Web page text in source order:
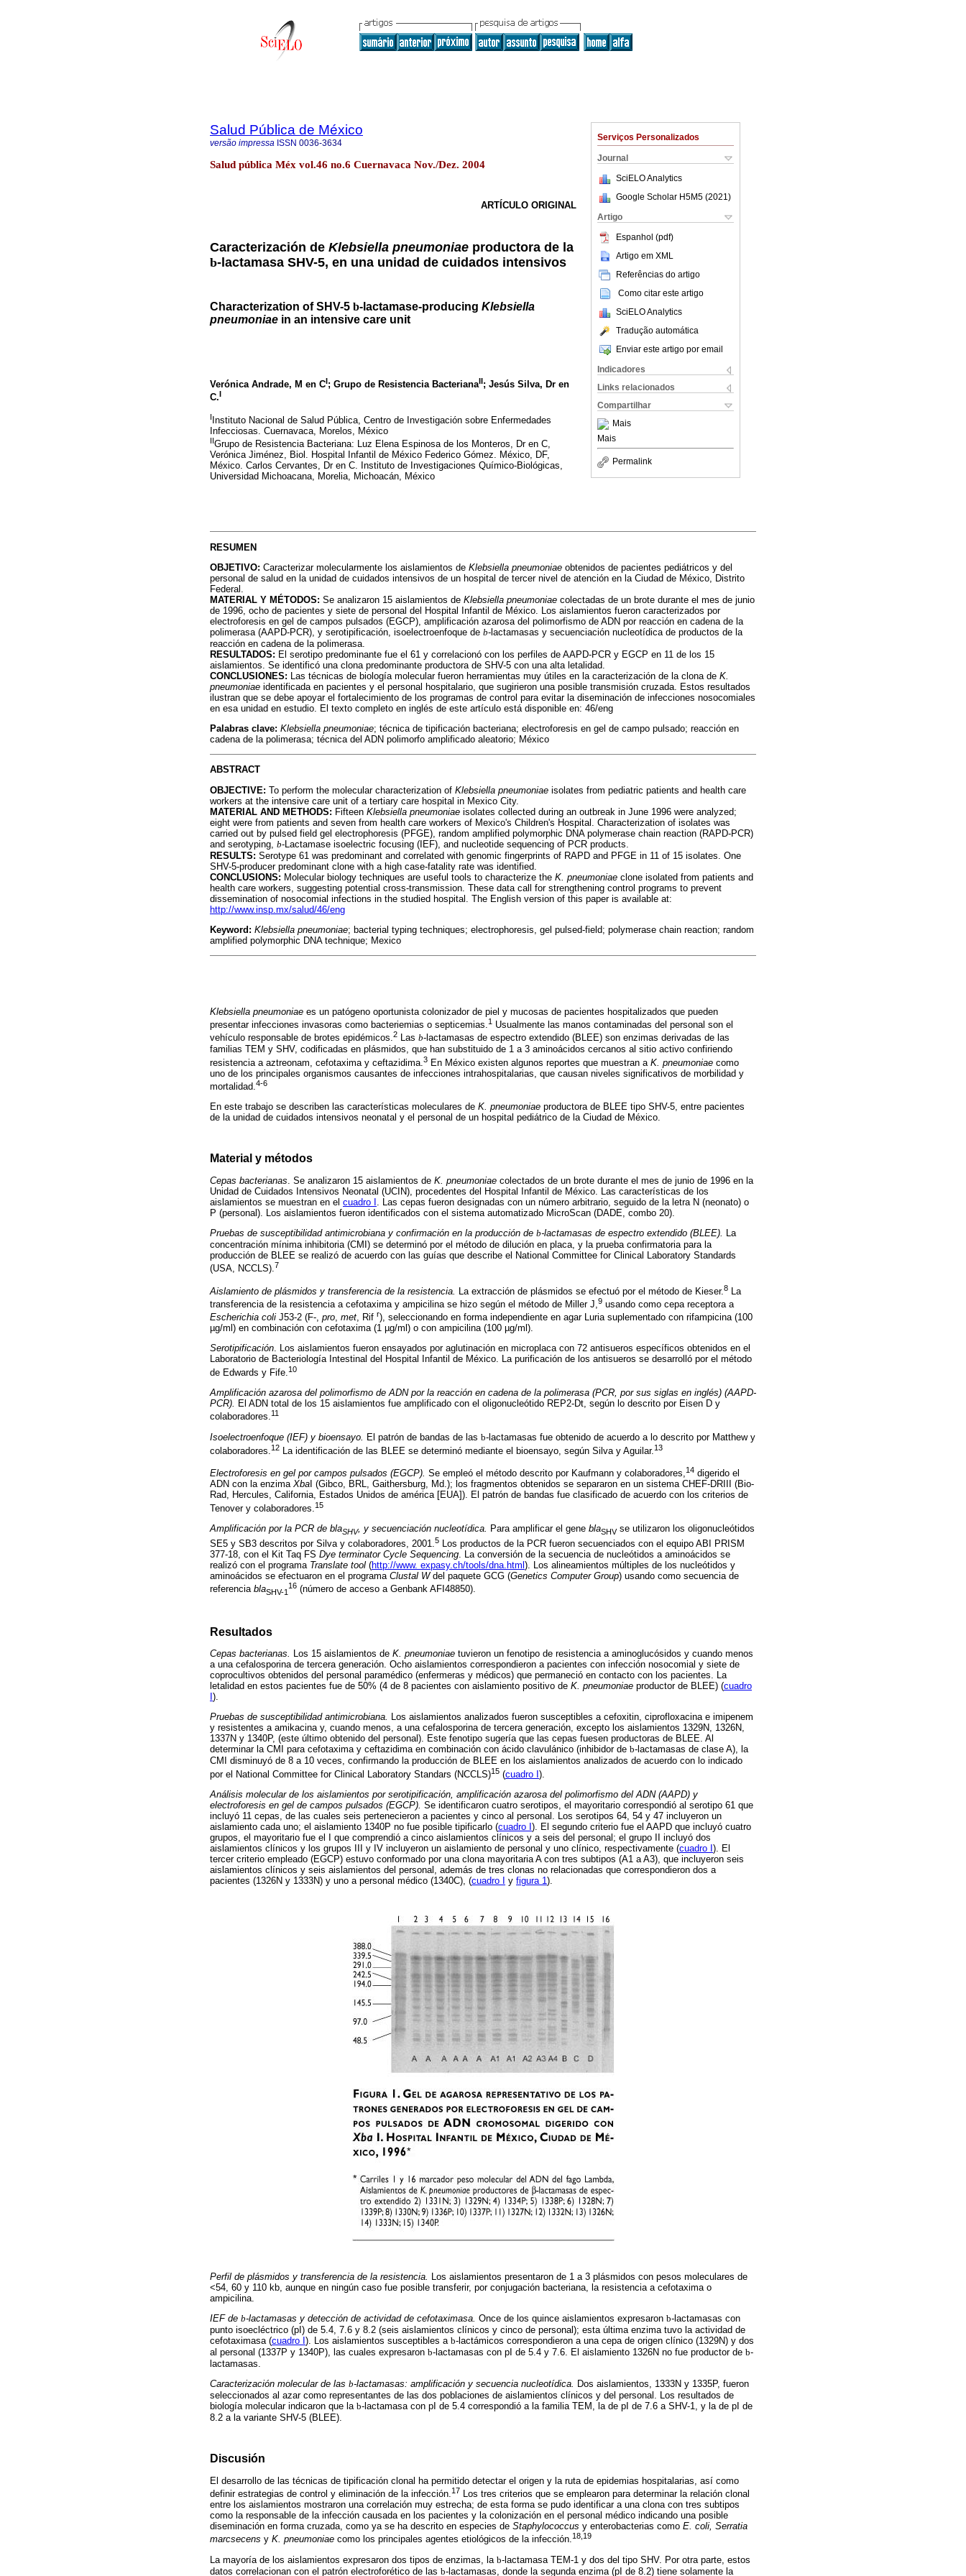
Serviços Personalizados
Journal
SciELO Analytics
Google Scholar H5M5 (2021 )
Artigo
Espanhol (pdf)
Artigo em XML
Referências do artigo
Como citar este artigo
SciELO Analytics
Tradução automática
Enviar este artigo por email
Indicadores
Links relacionados
Compartilhar
Mais
Mais
Permalink
Salud Pública de México
versão impressa ISSN 0036-3634
Salud pública Méx vol.46 no.6 Cuernavaca Nov./Dez. 2004
ARTÍCULO ORIGINAL
Caracterización de Klebsiella pneumoniae productora de la
b-lactamasa SHV-5, en una unidad de cuidados intensivos
Characterization of SHV-5 b-lactamase-producing Klebsiella
pneumoniae in an intensive care unit
Verónica Andrade, M en CI; Grupo de Resistencia BacterianaII; Jesús Silva, Dr en
C.I
IInstituto Nacional de Salud Pública, Centro de Investigación sobre Enfermedades
Infecciosas. Cuernavaca, Morelos, México
IIGrupo de Resistencia Bacteriana: Luz Elena Espinosa de los Monteros, Dr en C,
Verónica Jiménez, Biol. Hospital Infantil de México Federico Gómez. México, DF,
México. Carlos Cervantes, Dr en C. Instituto de Investigaciones Químico-Biológicas,
Universidad Michoacana, Morelia, Michoacán, México
RESUMEN
OBJETIVO: Caracterizar molecularmente los aislamientos de Klebsiella pneumoniae obtenidos de pacientes pediátricos y del
personal de salud en la unidad de cuidados intensivos de un hospital de tercer nivel de atención en la Ciudad de México, Distrito
Federal.
MATERIAL Y MÉTODOS: Se analizaron 15 aislamientos de Klebsiella pneumoniae colectadas de un brote durante el mes de junio
de 1996, ocho de pacientes y siete de personal del Hospital Infantil de México. Los aislamientos fueron caracterizados por
electroforesis en gel de campos pulsados (EGCP), amplificación azarosa del polimorfismo de ADN por reacción en cadena de la
polimerasa (AAPD-PCR), y serotipificación, isoelectroenfoque de b-lactamasas y secuenciación nucleotídica de productos de la
reacción en cadena de la polimerasa.
RESULTADOS: El serotipo predominante fue el 61 y correlacionó con los perfiles de AAPD-PCR y EGCP en 11 de los 15
aislamientos. Se identificó una clona predominante productora de SHV-5 con una alta letalidad.
CONCLUSIONES:
Las técnicas de biología molecular fueron herramientas muy útiles en la caracterización de la clona de K.
pneumoniae identificada en pacientes y el personal hospitalario, que sugirieron una posible transmisión cruzada. Estos resultados
ilustran que se debe apoyar el fortalecimiento de los programas de control para evitar la diseminación de infecciones nosocomiales
en esa unidad en estudio. El texto completo en inglés de este artículo está disponible en: 46/eng
Palabras clave: Klebsiella pneumoniae; técnica de tipificación bacteriana; electroforesis en gel de campo pulsado; reacción en
cadena de la polimerasa; técnica del ADN polimorfo amplificado aleatorio; México
ABSTRACT
OBJECTIVE: To perform the molecular characterization of Klebsiella pneumoniae isolates from pediatric patients and health care
workers at the intensive care unit of a tertiary care hospital in Mexico City.
MATERIAL AND METHODS: Fifteen Klebsiella pneumoniae isolates collected during an outbreak in June 1996 were analyzed;
eight were from patients and seven from health care workers of Mexico's Children's Hospital. Characterization of isolates was
carried out by pulsed field gel electrophoresis (PFGE), random amplified polymorphic DNA polymerase chain reaction (RAPD-PCR)
and serotyping, b-Lactamase isoelectric focusing (IEF), and nucleotide sequencing of PCR products.
RESULTS: Serotype 61 was predominant and correlated with genomic fingerprints of RAPD and PFGE in 11 of 15 isolates. One
SHV-5-producer predominant clone with a high case-fatality rate was identified.
CONCLUSIONS: Molecular biology techniques are useful tools to characterize the K. pneumoniae clone isolated from patients and
health care workers, suggesting potential cross-transmission. These data call for strengthening control programs to prevent
dissemination of nosocomial infections in the studied hospital. The English version of this paper is available at:
http://www.insp.mx/salud/46/eng
Keyword: Klebsiella pneumoniae; bacterial typing techniques; electrophoresis, gel pulsed-field; polymerase chain reaction; random
amplified polymorphic DNA technique; Mexico
Klebsiella pneumoniae es un patógeno oportunista colonizador de piel y mucosas de pacientes hospitalizados que pueden
presentar infecciones invasoras como bacteriemias o septicemias. 1 Usualmente las manos contaminadas del personal son el
vehículo responsable de brotes epidémicos.2 Las b-lactamasas de espectro extendido (BLEE) son enzimas derivadas de las
familias TEM y SHV, codificadas en plásmidos, que han substituido de 1 a 3 aminoácidos cercanos al sitio activo confiriendo
resistencia a aztreonam, cefotaxima y ceftazidima. 3 En México existen algunos reportes que muestran a K. pneumoniae como
uno de los principales organismos causantes de infecciones intrahospitalarias, que causan niveles significativos de morbilidad y
mortalidad. 4-6
En este trabajo se describen las características moleculares de K. pneumoniae productora de BLEE tipo SHV-5, entre pacientes
de la unidad de cuidados intensivos neonatal y el personal de un hospital pediátrico de la Ciudad de México.
Material y métodos
Cepas bacterianas . Se analizaron 15 aislamientos de K. pneumoniae colectados de un brote durante el mes de junio de 1996 en la
Unidad de Cuidados Intensivos Neonatal (UCIN), procedentes del Hospital Infantil de México. Las características de los
aislamientos se muestran en el cuadro I . Las cepas fueron designadas con un número arbitrario, seguido de la letra N (neonato) o
P (personal). Los aislamientos fueron identificados con el sistema automatizado MicroScan (DADE, combo 20).
Pruebas de susceptibilidad antimicrobiana y confirmación en la producción de b-lactamasas de espectro extendido (BLEE).
La
concentración mínima inhibitoria (CMI) se determinó por el método de dilución en placa, y la prueba confirmatoria para la
producción de BLEE se realizó de acuerdo con las guías que describe el National Committee for Clinical Laboratory Standards
(USA, NCCLS).7
Aislamiento de plásmidos y transferencia de la resistencia. La extracción de plásmidos se efectuó por el método de Kieser.8 La
transferencia de la resistencia a cefotaxima y ampicilina se hizo según el método de Miller J, 9 usando como cepa receptora a
Escherichia coli J53-2 (F-, pro, met, Rif r), seleccionando en forma independiente en agar Luria suplementado con rifampicina (100
µg/ml) en combinación con cefotaxima (1 µg/ml) o con ampicilina (100 µg/ml).
Serotipificación. Los aislamientos fueron ensayados por aglutinación en microplaca con 72 antisueros específicos obtenidos en el
Laboratorio de Bacteriología Intestinal del Hospital Infantil de México. La purificación de los antisueros se desarrolló por el método
de Edwards y Fife. 10
Amplificación azarosa del polimorfismo de ADN por la reacción en cadena de la polimerasa (PCR, por sus siglas en inglés) (AAPD-
PCR).
El ADN total de los 15 aislamientos fue amplificado con el oligonucleótido REP2-Dt, según lo descrito por Eisen D y
colaboradores.11
Isoelectroenfoque (IEF) y bioensayo. El patrón de bandas de las b-lactamasas fue obtenido de acuerdo a lo descrito por Matthew y
colaboradores. 12 La identificación de las BLEE se determinó mediante el bioensayo, según Silva y Aguilar. 13
Electroforesis en gel por campos pulsados (EGCP). Se empleó el método descrito por Kaufmann y colaboradores,14 digerido el
ADN con la enzima Xba I (Gibco, BRL, Gaithersburg, Md.); los fragmentos obtenidos se separaron en un sistema CHEF-DRIII (Bio-
Rad, Hercules, California, Estados Unidos de américa [EUA]). El patrón de bandas fue clasificado de acuerdo con los criterios de
Tenover y colaboradores. 15
Amplificación por la PCR de blaSHV, y secuenciación nucleotídica. Para amplificar el gene blaSHVse utilizaron los oligonucleótidos
SE5 y SB3 descritos por Silva y colaboradores, 2001. 5
Los productos de la PCR fueron secuenciados con el equipo ABI PRISM
377-18, con el Kit Taq FS Dye terminator Cycle Sequencing . La conversión de la secuencia de nucleótidos a aminoácidos se
realizó con el programa Translate tool (http://www. expasy.ch/tools/dna.html ). Los alineamientos múltiples de los nucleótidos y
aminoácidos se efectuaron en el programa Clustal Wdel paquete GCG (Genetics Computer Group) usando como secuencia de
referencia blaSHV-1
16 (número de acceso a Genbank AFI48850).
Resultados
Cepas bacterianas. Los 15 aislamientos de K. pneumoniae tuvieron un fenotipo de resistencia a aminoglucósidos y cuando menos
a una cefalosporina de tercera generación. Ocho aislamientos correspondieron a pacientes con infección nosocomial y siete de
coprocultivos obtenidos del personal paramédico (enfermeras y médicos) que permaneció en contacto con los pacientes. La
letalidad en estos pacientes fue de 50% (4 de 8 pacientes con aislamiento positivo de K. pneumoniae productor de BLEE) (cuadro
).
Pruebas de susceptibilidad antimicrobiana. Los aislamientos analizados fueron susceptibles a cefoxitin, ciprofloxacina e imipenem
y resistentes a amikacina y, cuando menos, a una cefalosporina de tercera generación, excepto los aislamientos 1329N, 1326N,
1337N y 1340P, (este último obtenido del personal). Este fenotipo sugería que las cepas fuesen productoras de BLEE. Al
determinar la CMI para cefotaxima y ceftazidima en combinación con ácido clavulánico (inhibidor de b-lactamasas de clase A), la
CMI disminuyó de 8 a 10 veces, confirmando la producción de BLEE en los aislamientos analizados de acuerdo con lo indicado
por el National Committee for Clinical Laboratory Standars (NCCLS)15 (cuadro I ).
Análisis molecular de los aislamientos por serotipificación, amplificación azarosa del polimorfismo del ADN (AAPD) y
electroforesis en gel de campos pulsados (EGCP). Se identificaron cuatro serotipos, el mayoritario correspondió al serotipo 61 que
incluyó 11 cepas, de las cuales seis pertenecieron a pacientes y cinco al personal. Los serotipos 64, 54 y 47 incluyeron un
aislamiento cada uno; el aislamiento 1340P no fue posible tipificarlo (cuadro I ). El segundo criterio fue el AAPD que incluyó cuatro
grupos, el mayoritario fue el I que comprendió a cinco aislamientos clínicos y a seis del personal; el grupo II incluyó dos
aislamientos clínicos y los grupos III y IV incluyeron un aislamiento de personal y uno clínico, respectivamente (cuadro I ). El
tercer criterio empleado (EGCP) estuvo conformado por una clona mayoritaria A con tres subtipos (A1 a A3), que incluyeron seis
aislamientos clínicos y seis aislamientos del personal, además de tres clonas no relacionadas que correspondieron dos a
pacientes (1326N y 1333N) y uno a personal médico (1340C), (cuadro I y figura 1 ).
Perfil de plásmidos y transferencia de la resistencia. Los aislamientos presentaron de 1 a 3 plásmidos con pesos moleculares de
<54, 60 y 110 kb, aunque en ningún caso fue posible transferir, por conjugación bacteriana, la resistencia a cefotaxima o
ampicilina.
IEF de b-lactamasas y detección de actividad de cefotaximasa. Once de los quince aislamientos expresaron b-lactamasas con
punto isoecléctrico (pI) de 5.4, 7.6 y 8.2 (seis aislamientos clínicos y cinco de personal); esta última enzima tuvo la actividad de
cefotaximasa (cuadro I ). Los aislamientos susceptibles a b-lactámicos correspondieron a una cepa de origen clínico (1329N) y dos
al personal (1337P y 1340P), las cuales expresaron b-lactamasas con pI de 5.4 y 7.6. El aislamiento 1326N no fue productor de b-
lactamasas.
Caracterización molecular de las b-lactamasas: amplificación y secuencia nucleotídica. Dos aislamientos, 1333N y 1335P, fueron
seleccionados al azar como representantes de las dos poblaciones de aislamientos clínicos y del personal. Los resultados de
biología molecular indicaron que la b-lactamasa con pI de 5.4 correspondió a la familia TEM, la de pI de 7.6 a SHV-1, y la de pI de
8.2 a la variante SHV-5 (BLEE).
Discusión
El desarrollo de las técnicas de tipificación clonal ha permitido detectar el origen y la ruta de epidemias hospitalarias, así como
definir estrategias de control y eliminación de la infección. 17
Los tres criterios que se emplearon para determinar la relación clonal
entre los aislamientos mostraron una correlación muy estrecha; de esta forma se pudo identificar a una clona con tres subtipos
como la responsable de la infección causada en los pacientes y la colonización en el personal médico indicando una posible
diseminación en forma cruzada, como ya se ha descrito en especies de Staphylococcus y enterobacterias como E. coli, Serratia
marcsecens y K. pneumoniae como los principales agentes etiológicos de la infección.18,19
La mayoría de los aislamientos expresaron dos tipos de enzimas, la b-lactamasa TEM-1 y dos del tipo SHV. Por otra parte, estos
datos correlacionan con el patrón electroforético de las b-lactamasas, donde la segunda enzima (pI de 8.2) tiene solamente la